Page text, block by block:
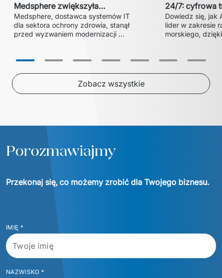
Medsphere zwiększyła
efektywność i pozwoliła zdobyć
większy udział w rynku?
Medsphere, dostawca systemów IT
dla sektora ochrony zdrowia, stanął
przed wyzwaniem modernizacji
dostaw. We współpracy z Euvic
nowoczesne, skalowalne i zgodne z
HIPAA rozwiązanie, które zwiększyło
wydajność operacyjną, skróciło czas
24/7: cyfrowa
Ardent z Euvic
Dowiedz się, jak
lider w zakresie
morskiego,
pomocy 24/7
Zobacz wszystkie
Porozmawiajmy
Przekonaj się, co możemy zrobić dla Twojego biznesu.
IMIĘ *
NAZWISKO *